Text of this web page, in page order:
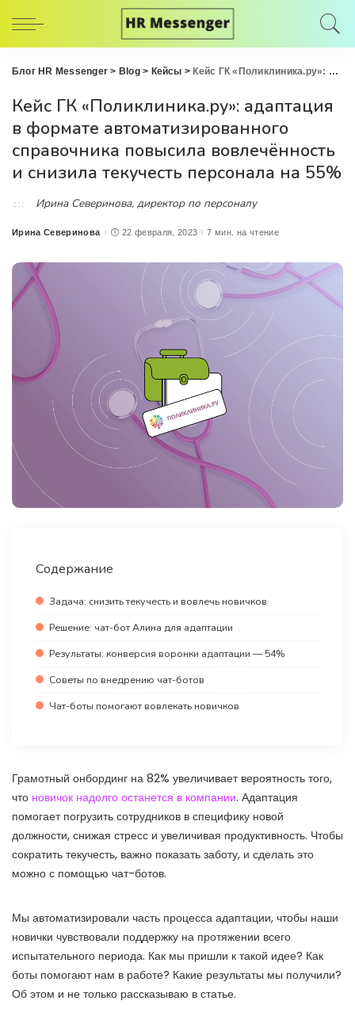
Блог HR Messenger > Blog> Кейсы > Кейс ГК «Поликлиника.ру»: адаптация в формате автоматизированного справочника повысила вовлечённость и снизила текучесть персонала на 55%
Кейс ГК «Поликлиника.ру»: адаптация
в формате автоматизированного
справочника повысила вовлечённость
и снизила текучесть персонала на 55%
Ирина Северинова, директор по персоналу
Posted
Ирина Северинова 22 февраля, 2023 7 мин. на чтение
Содержание
Задача: снизить текучесть и вовлечь новичков
Решение: чат-бот Алина для адаптации
Результаты: конверсия воронки адаптации — 54%
Советы по внедрению чат-ботов
Чат-боты помогают вовлекать новичков
Грамотный онбординг на 82% увеличивает вероятность того,
что новичок надолго останется в компании. Адаптация
помогает погрузить сотрудников в специфику новой
должности, снижая стресс и увеличивая продуктивность. Чтобы
сократить текучесть, важно показать заботу, и сделать это
можно с помощью чат-ботов.
Мы автоматизировали часть процесса адаптации, чтобы наши
новички чувствовали поддержку на протяжении всего
испытательного периода. Как мы пришли к такой идее? Как
боты помогают нам в работе? Какие результаты мы получили?
Об этом и не только рассказываю в статье.